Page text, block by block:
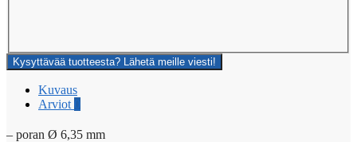
Kysyttävää tuotteesta? Lähetä meille viesti!
Kuvaus
Arviot 0
– poran Ø 6,35 mm